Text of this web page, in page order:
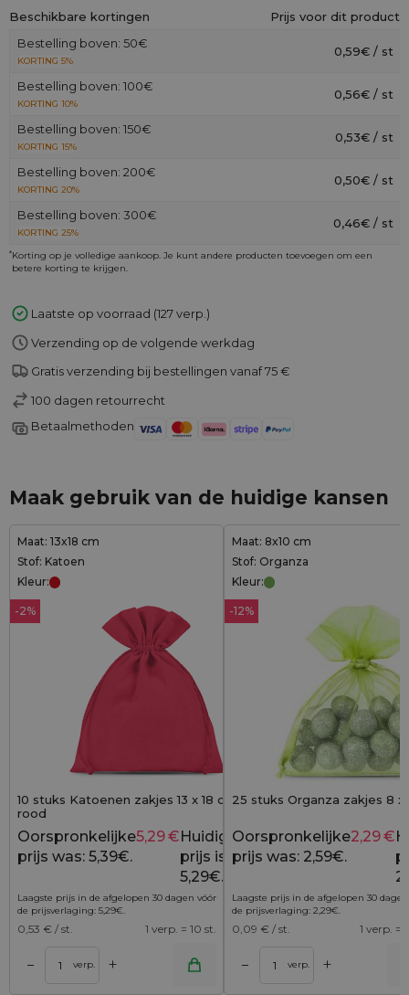
Beschikbare kortingen
Prijs voor dit product
Bestelling boven: 50€
KORTING 5%
0,59€ / st
Bestelling boven: 100€
KORTING 10%
0,56€ / st
Bestelling boven: 150€
KORTING 15%
0,53€ / st
Bestelling boven: 200€
KORTING 20%
0,50€ / st
Bestelling boven: 300€
KORTING 25%
0,46€ / st
*Korting op je volledige aankoop. Je kunt andere producten toevoegen om een
betere korting te krijgen.
Laatste op voorraad (127 verp.)
Verzending op de volgende werkdag
Gratis verzending bij bestellingen vanaf 75 €
100 dagen retourrecht
Betaalmethoden
Maak gebruik van de huidige kansen
Maat: 13x18 cm
Stof: Katoen
Kleur:
-2%
10 stuks Katoenen zakjes 13 x 18 cm -
rood
5,39 €
Oorspronkelijke
prijs was: 5,39€.
5,29€Huidige
prijs is:
5,29€.
Laagste prijs in de afgelopen 30 dagen vóór
de prijsverlaging: 5,29€
0,53 € / st. 1 verp. = 10 st.
– verp. +
Maat: 8x10 cm
Stof: Organza
Kleur:
-12%
25 stuks Organza zakjes 8 x
Oorspronkelijke
prijs was: 2,59€.
2,29€
Laagste prijs in de afgelopen 30
de prijsverlaging: 2,29€
0,09 € / st. 1 verp. =
– verp. +
Toevoegen aan winkelwagen Toevoegen aan